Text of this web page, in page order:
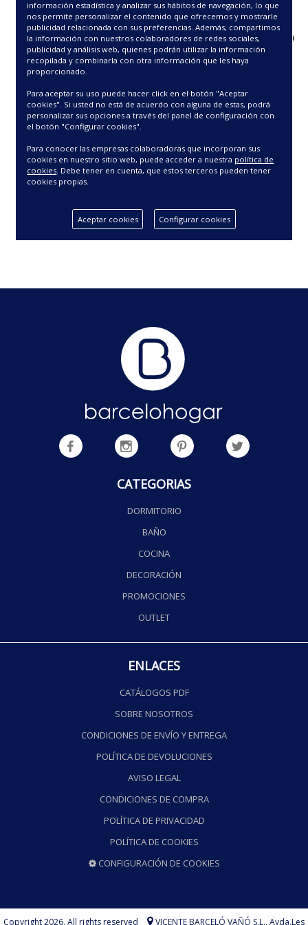
¿QUÉ HA PASADO?
Puede que hayamos renombrado o movido
esta página, o que no este disponible
temporalmente. Revisa si has escrito
correctamente la URL en el navegador.
¿Y AHORA QUÉ?VUELVE A
NUESTRA HOME
Si quieres puedes avisarnos en
pedidos@barcelohogar.com
CATEGORIAS
DORMITORIO
BAÑO
COCINA
DECORACIÓN
PROMOCIONES
OUTLET
ENLACES
CATÁLOGOS PDF
SOBRE NOSOTROS
CONDICIONES DE ENVÍO Y ENTREGA
POLÍTICA DE DEVOLUCIONES
AVISO LEGAL
CONDICIONES DE COMPRA
POLÍTICA DE PRIVACIDAD
POLÍTICA DE COOKIES
CONFIGURACIÓN DE COOKIES
Copyright 2026. All rights reserved VICENTE BARCELÓ VAÑÓ S.L.,Avda.Les
información estadística y analizar sus hábitos de navegación, lo que
nos permite personalizar el contenido que ofrecemos y mostrarle
publicidad relacionada con sus preferencias. Además, compartimos
la información con nuestros colaboradores de redes sociales,
publicidad y análisis web, quienes podrán utilizar la información
recopilada y combinarla con otra información que les haya
proporcionado.
Para aceptar su uso puede hacer click en el botón "Aceptar
cookies". Si usted no está de acuerdo con alguna de estas, podrá
personalizar sus opciones a través del panel de configuración con
el botón "Configurar cookies".
Para conocer las empresas colaboradoras que incorporan sus
cookies en nuestro sitio web, puede acceder a nuestra política de
cookies . Debe tener en cuenta, que estos terceros pueden tener
cookies propias.
Aceptar cookies Configurar cookies